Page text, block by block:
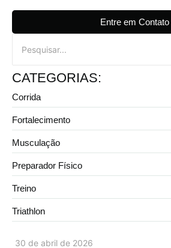
30 de abril de 2026
Entre em Contato
CATEGORIAS:
Corrida
Fortalecimento
Musculação
Preparador Físico
Treino
Triathlon